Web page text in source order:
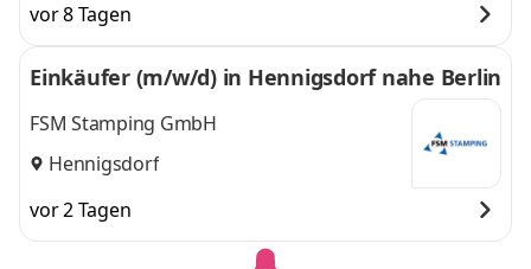
Jena, Rudolstadt,
Brandenburg,
Bitterfeld,
Brandenburg,
Bitterfeldund 3
weitere
vor 8 Tagen
Einkäufer (m/w/d) in Hennigsdorf nahe Berlin
FSM Stamping GmbH
Hennigsdorf
vor 2 Tagen